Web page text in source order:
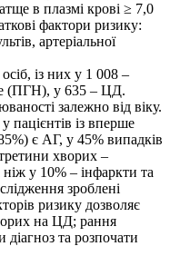
в плазмі крові ≥ 7,0
фактори ризику:
артеріальної
із них у 1 008 –
(ПГН), у 635 – ЦД.
залежно від віку.
пацієнтів із вперше
є АГ, у 45% випадків
хворих –
у 10% – інфаркти та
зроблені
ризику дозволяє
на ЦД; рання
діагноз та розпочати